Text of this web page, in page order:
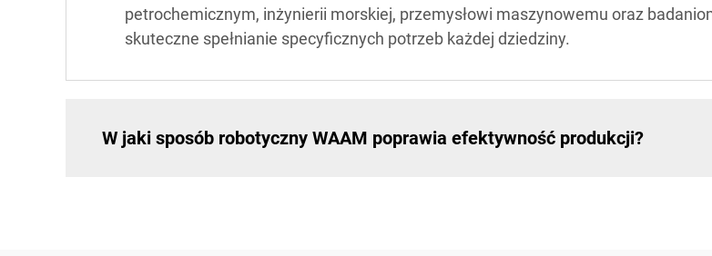
petrochemicznym, inżynierii morskiej, przemysłowi maszynowemu oraz
skuteczne spełnianie specyficznych potrzeb każdej dziedziny.
W jaki sposób robotyczny WAAM poprawia efektywność produkcji?